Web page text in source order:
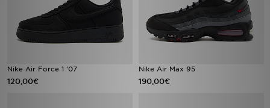
Nike Air Force 1 '07
120,00€
Nike Air Max 95
190,00€